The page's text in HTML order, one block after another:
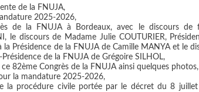
de la FNUJA,
2025-2026,
de la FNUJA à Bordeaux, avec le discours de
le discours de Madame Julie COUTURIER,
Présidence de la FNUJA de Camille MANYA et le
de la FNUJA de Grégoire SILHOL,
82ème Congrès de la FNUJA ainsi quelques photos,
la mandature 2025-2026,
la procédure civile portée par le décret du 8